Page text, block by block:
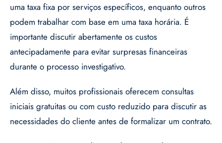
uma taxa fixa por serviços específicos, enquanto outros
podem trabalhar com base em uma taxa horária. É
importante discutir abertamente os custos
antecipadamente para evitar surpresas financeiras
durante o processo investigativo.
Além disso, muitos profissionais oferecem consultas
iniciais gratuitas ou com custo reduzido para discutir as
necessidades do cliente antes de formalizar um contrato.